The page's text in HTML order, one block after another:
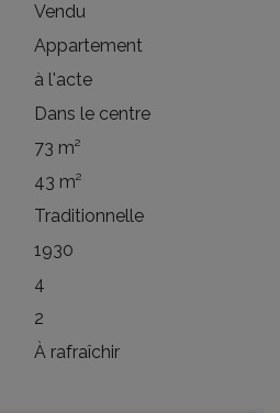
Vendu
Appartement
à l'acte
Dans le centre
73 m²
43 m²
Traditionnelle
1930
4
2
À rafraîchir